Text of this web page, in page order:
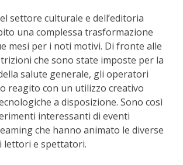
settore culturale e dell’editoria
una complessa trasformazione
mesi per i noti motivi. Di fronte alle
che sono state imposte per la
salute generale, gli operatori
reagito con un utilizzo creativo
a disposizione. Sono così
interessanti di eventi
che hanno animato le diverse
lettori e spettatori.